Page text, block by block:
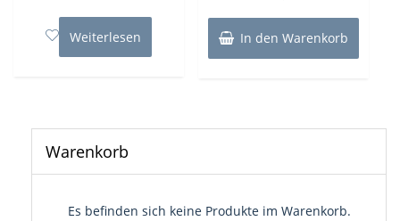
5
Weiterlesen In den Warenkorb
Warenkorb
Es befinden sich keine Produkte im Warenkorb.